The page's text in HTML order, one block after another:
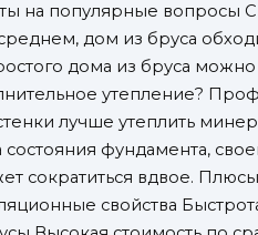
на популярные вопросы
дом из бруса
дома из бруса можно
утепление?
лучше утеплить
состояния фундамента,
сократиться вдвое.
свойства